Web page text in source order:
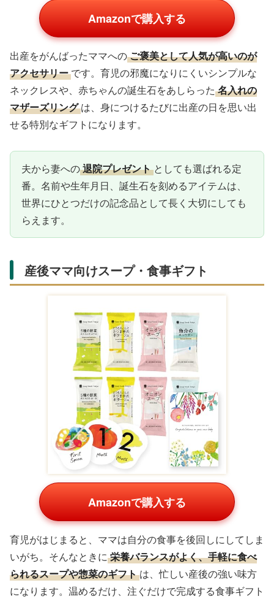
Amazonで購入する
出産をがんばったママへのご褒美として人気が高いのが
アクセサリー です。育児の邪魔になりにくいシンプルな
ネックレスや、赤ちゃんの誕生石をあしらった 名入れの
マザーズリング は、身につけるたびに出産の日を思い出
せる特別なギフトになります。
夫から妻への退院プレゼント としても選ばれる定
番。名前や生年月日、誕生石を刻めるアイテムは、
世界にひとつだけの記念品として長く大切にしても
らえます。
産後ママ向けスープ・食事ギフト
Amazonで購入する
育児がはじまると、ママは自分の食事を後回しにしてしま
いがち。そんなときに 栄養バランスがよく、手軽に食べ
られるスープや惣菜のギフト は、忙しい産後の強い味方
になります。温めるだけ、注ぐだけで完成する食事ギフト